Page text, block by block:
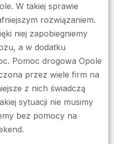
W takiej sprawie
rozwiązaniem.
niej zapobiegniemy
a w dodatku
Pomoc drogowa Opole
przez wiele firm na
z nich świadczą
sytuacji nie musimy
bez pomocy na